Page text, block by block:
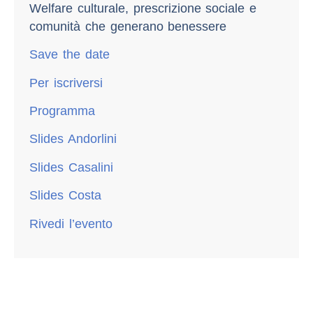
Welfare culturale, prescrizione sociale e
comunità che generano benessere
Save the date
Per iscriversi
Programma
Slides Andorlini
Slides Casalini
Slides Costa
Rivedi l’evento